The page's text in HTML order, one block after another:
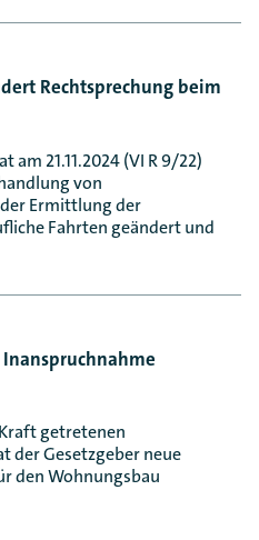
Rechtsprechung beim
am 21.11.2024 (VI R 9/22)
von
Ermittlung der
Fahrten geändert und
getretenen
der Gesetzgeber neue
den Wohnungsbau